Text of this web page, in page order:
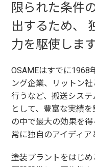
限られた条件
出するため、
力を駆使します
OSAMEはすでに1968
ング企業、リットン
行うなど、搬送シス
として、豊富な実績
の中で最大の効果を得
常に独自のアイディア
塗装プラントをはじ